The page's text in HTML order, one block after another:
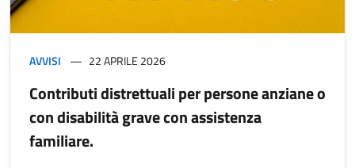
AVVISI 22 APRILE 2026
Contributi distrettuali per persone anziane o
con disabilità grave con assistenza
familiare.